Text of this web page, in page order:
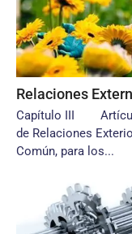
Relaciones
Capítulo III Artículo
de Relaciones
Común, para los...